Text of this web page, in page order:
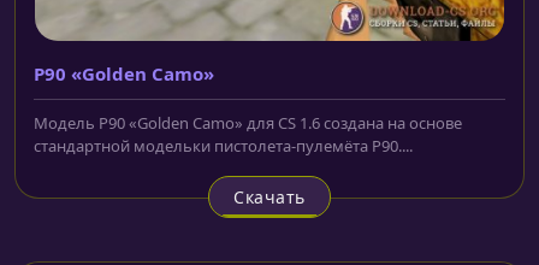
P90 «Golden Camo»
Модель P90 «Golden Camo» для CS 1.6 создана на основе
стандартной модельки пистолета-пулемёта P90....
Скачать